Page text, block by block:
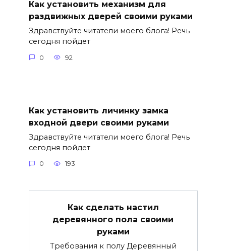
Как установить механизм для
раздвижных дверей своими руками
Здравствуйте читатели моего блога! Речь
сегодня пойдет
0 92
Как установить личинку замка
входной двери своими руками
Здравствуйте читатели моего блога! Речь
сегодня пойдет
0 193
Как сделать настил
деревянного пола своими
руками
Требования к полу Деревянный